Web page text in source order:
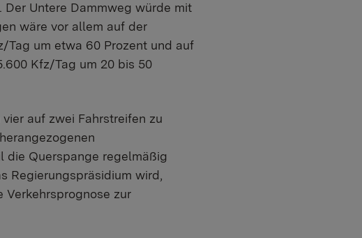
Der Untere Dammweg würde mit
wäre vor allem auf der
Tag um etwa 60 Prozent und auf
Kfz/Tag um 20 bis 50
auf zwei Fahrstreifen zu
die Querspange regelmäßig
Regierungspräsidium wird,
zur